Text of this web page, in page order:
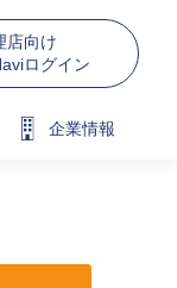
店向け
ログイン
企業情報